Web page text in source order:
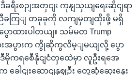
ဒီခရီးစဉျအတှငျး ကုနျသှယျရေးဆိုငျရာ
ကြျ တခုခုကို လကျမှတျထိုးဖို့ မရှိ
ထားပါတယျ။ သမ်မတ Trump
အပွားက ကွိုဆိုကွလိမ့ျမယျလို့ ပွော
မိုကရစေီနိုငျငံတှထေဲမှာ လူဦးရအေ
က ခေါငျးဆောငျနှဈဦး တှေ့ဆုံဆှေးနှေး